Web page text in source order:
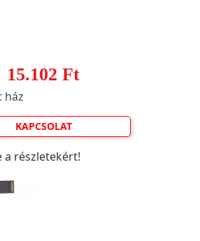
15.102 Ft
ház
KAPCSOLAT
a részletekért!